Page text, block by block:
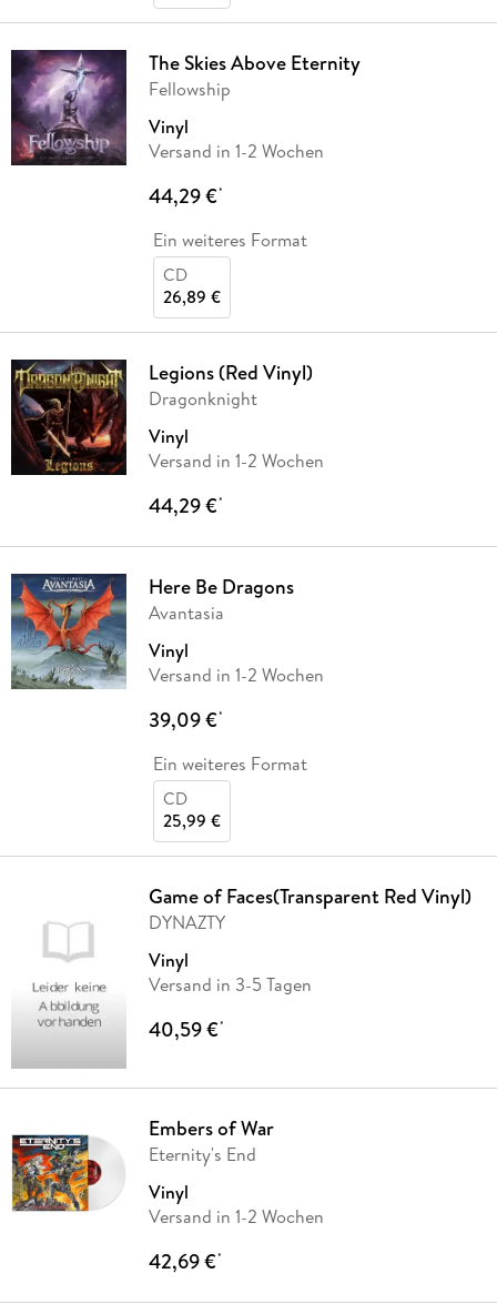
The Skies Above Eternity
Fellowship
Vinyl
Versand in 1-2 Wochen
44,29 €*
Ein weiteres Format
CD
26,89 €
Legions (Red Vinyl)
Dragonknight
Vinyl
Versand in 1-2 Wochen
44,29 €*
Here Be Dragons
Avantasia
Vinyl
Versand in 1-2 Wochen
39,09 €*
Ein weiteres Format
CD
25,99 €
Game of Faces(Transparent Red Vinyl)
DYNAZTY
Vinyl
Versand in 3-5 Tagen
40,59 €*
Embers of War
Eternity's End
Vinyl
Versand in 1-2 Wochen
42,69 €*